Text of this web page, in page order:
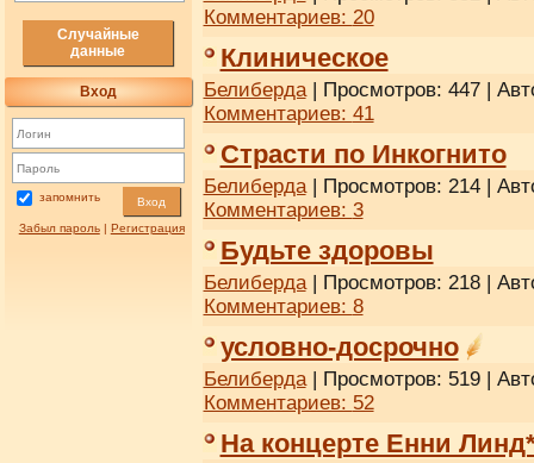
Случайные
данные
Вход
запомнить Вход
Забыл пароль| Регистрация
Комментариев: 20
Клиническое
Белиберда| Просмотров: 447 |
Комментариев: 41
Страсти по Инкогнито
Белиберда| Просмотров: 214 |
Комментариев: 3
Будьте здоровы
Белиберда| Просмотров: 218 |
Комментариев: 8
условно-досрочно
Белиберда| Просмотров: 519 |
Комментариев: 52
На концерте Енни